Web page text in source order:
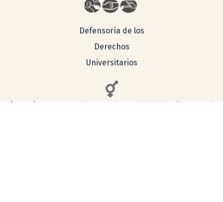
Defensoría de los
Derechos
Universitarios